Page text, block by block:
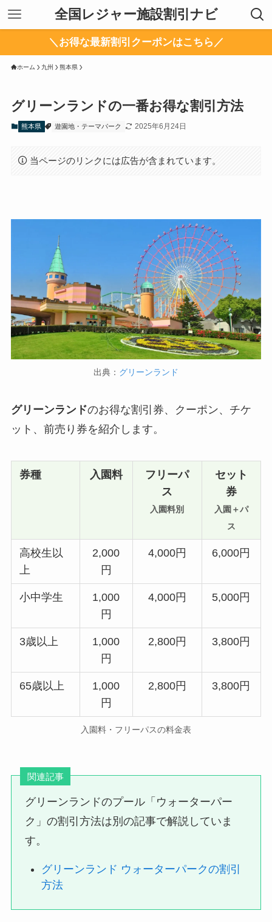
全国レジャー施設割引ナビ
＼お得な最新割引クーポンはこちら／
ホーム 九州 熊本県
グリーンランドの一番お得な割引方法
熊本県 遊園地・テーマパーク 2025年6月24日
当ページのリンクには広告が含まれています。
出典： グリーンランド
グリーンランドのお得な割引券、クーポン、チケ
ット、前売り券を紹介します。
券種 入園料
フリーパ
ス
入園料別
セット
券
入園＋パ
ス
高校生以
上
2,000
円
4,000円 6,000円
小中学生
1,000
円
4,000円 5,000円
3歳以上
1,000
円
2,800円 3,800円
65歳以上
1,000
円
2,800円 3,800円
入園料・フリーパスの料金表
関連記事
グリーンランドのプール「ウォーターパー
ク」の割引方法は別の記事で解説していま
す。
グリーンランド ウォーターパークの割引
方法